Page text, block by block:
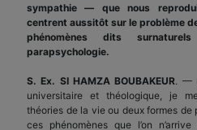
sympathie — que nous
centrent aussitôt sur le problème
phénomènes dits
parapsychologie.
S. Ex. SI HAMZA BOUBAKEUR. —
universitaire et théologique, je
théories de la vie ou deux formes
ces phénomènes que l’on